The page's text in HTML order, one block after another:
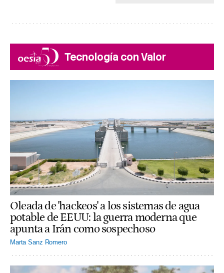
Tecnología con Valor
Oleada de 'hackeos' a los sistemas de agua
potable de EEUU: la guerra moderna que
apunta a Irán como sospechoso
Marta Sanz Romero